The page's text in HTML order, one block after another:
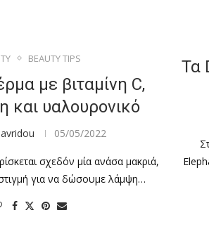
BEAUTY TIPS
με βιταμίνη C,
και υαλουρονικό
05/05/2022
σχεδόν μία ανάσα μακριά,
για να δώσουμε λάμψη…
Τα